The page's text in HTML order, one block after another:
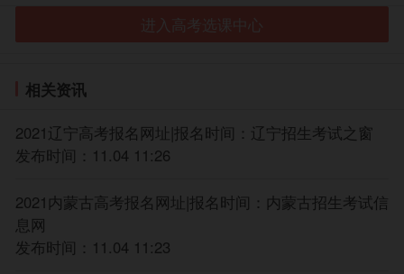
进入高考选课中心
相关资讯
2021辽宁高考报名网址|报名时间：辽宁招生考试之窗
发布时间：11.04 11:26
2021内蒙古高考报名网址|报名时间：内蒙古招生考试信
息网
发布时间：11.04 11:23